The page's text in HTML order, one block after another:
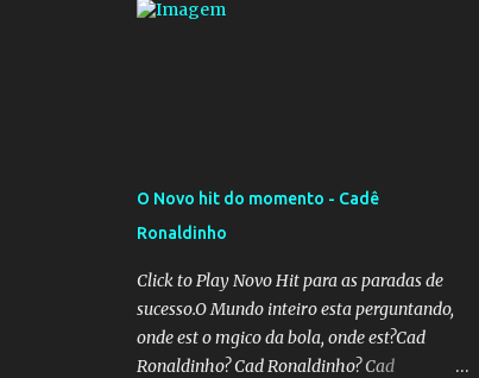
O Novo hit do momento - Cadê
Ronaldinho
Click to Play Novo Hit para as paradas de
sucesso.O Mundo inteiro esta perguntando,
onde est o mgico da bola, onde est?Cad
Ronaldinho? Cad Ronaldinho? Cad